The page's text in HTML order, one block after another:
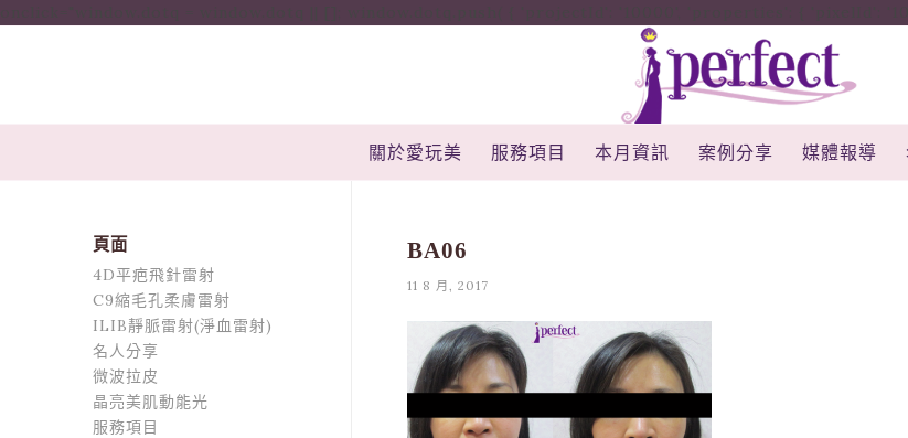
關於愛玩美 服務項目 本月資訊 案例分享 媒體報導
BA06
11 8 月, 2017
頁面
4D平疤飛針雷射
C9縮毛孔柔膚雷射
ILIB靜脈雷射(淨血雷射)
名人分享
微波拉皮
晶亮美肌動能光
服務項目